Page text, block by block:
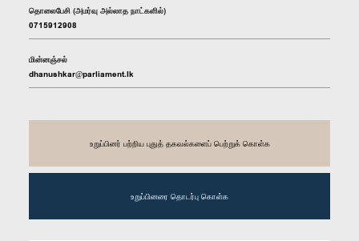
தொலைபேசி (அமர்வு அல்லாத நாட்களில்)
0715912908
மின்னஞ்சல்
dhanushkar@parliament.lk
உறுப்பினர் பற்றிய புதுத் தகவல்களைப் பெற்றுக் கொள்க
உறுப்பினரை தொடர்பு கொள்க